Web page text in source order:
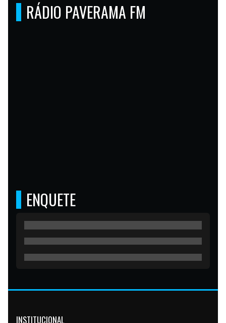
RÁDIO PAVERAMA FM
ENQUETE
INSTITUCIONAL